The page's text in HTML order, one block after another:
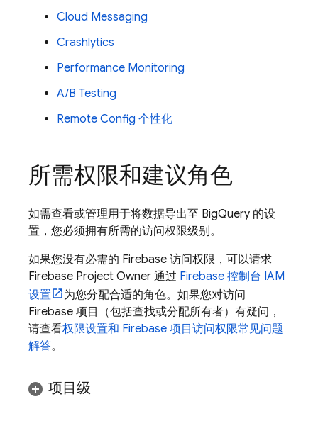
Cloud Messaging
Crashlytics
Performance Monitoring
A/B Testing
Remote Config 个性化
所需权限和建议角色
如需查看或管理用于将数据导出至 BigQuery 的设
置，您必须拥有所需的访问权限级别。
如果您没有必需的 Firebase 访问权限，可以请求
Firebase Project Owner 通过 Firebase 控制台 IAM
设置
为您分配合适的角色。如果您对访问
Firebase 项目（包括查找或分配所有者）有疑问，
请查看权限设置和 Firebase 项目访问权限常见问题
解答。
项目级